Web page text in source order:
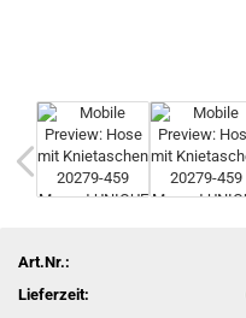
Art.Nr.:
Lieferzeit: